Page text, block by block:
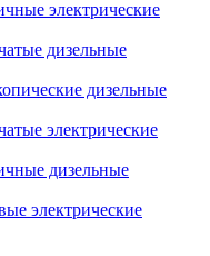
электрические
дизельные
дизельные
электрические
дизельные
электрические